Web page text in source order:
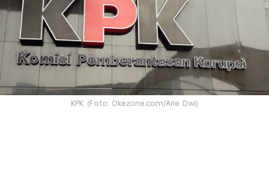
KPK. (Foto: Okezone.com/Arie Dwi)